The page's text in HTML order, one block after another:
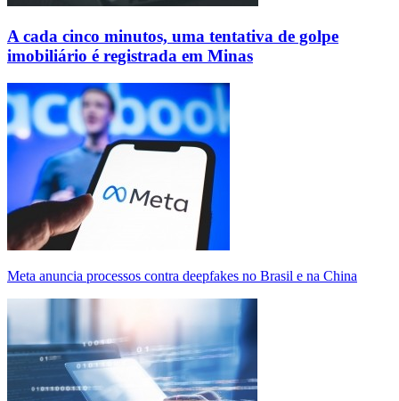
A cada cinco minutos, uma tentativa de golpe
imobiliário é registrada em Minas
Meta anuncia processos contra deepfakes no Brasil e na China